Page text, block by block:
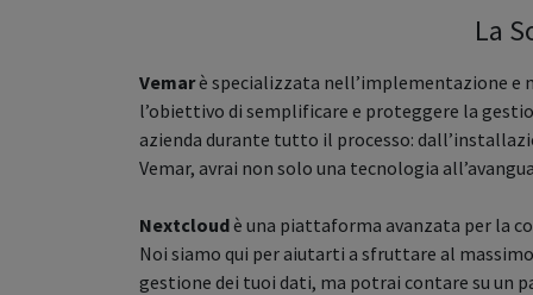
La
Vemarè specializzata nell’implementazione e
l’obiettivo di semplificare e proteggere la
azienda durante tutto il processo:
Vemar, avrai non solo una tecnologia
Nextcloudè una piattaforma avanzata per la
Noi siamo qui per aiutarti a sfruttare al
gestione dei tuoi dati, ma potrai contare su un